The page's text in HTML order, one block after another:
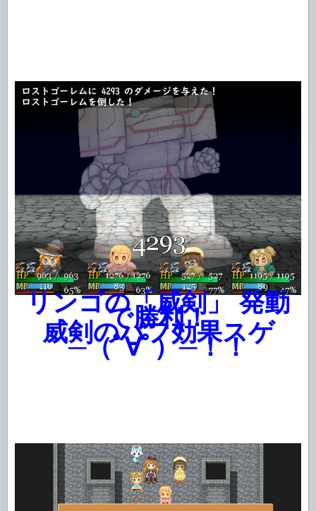
リンゴの「威剣」 発動
で勝利！
威剣のバフ効果スゲ
─（ﾟ∀ﾟ）─！！